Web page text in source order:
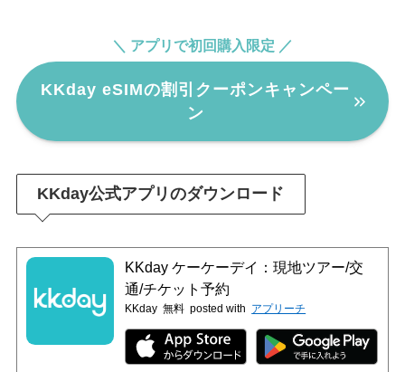
＼ アプリで初回購入限定 ／
KKday eSIMの割引クーポンキャンペー
ン
KKday公式アプリのダウンロード
KKday ケーケーデイ：現地ツアー/交
通/チケット予約
KKday 無料 posted with アプリーチ